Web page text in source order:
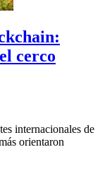
cerco
internacionales de
orientaron